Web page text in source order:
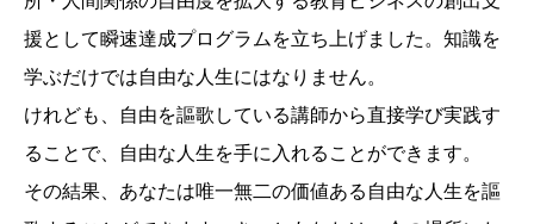
援として瞬速達成プログラムを立ち上げました。知識を
学ぶだけでは自由な人生にはなりません。
けれども、自由を謳歌している講師から直接学び実践す
ることで、自由な人生を手に入れることができます。
その結果、あなたは唯一無二の価値ある自由な人生を謳